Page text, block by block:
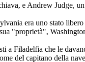
e Andrew Judge,
era uno stato
"proprietà",
Filadelfia che le
del capitano della